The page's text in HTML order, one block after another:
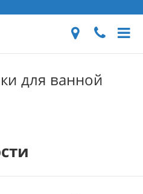
для ванной